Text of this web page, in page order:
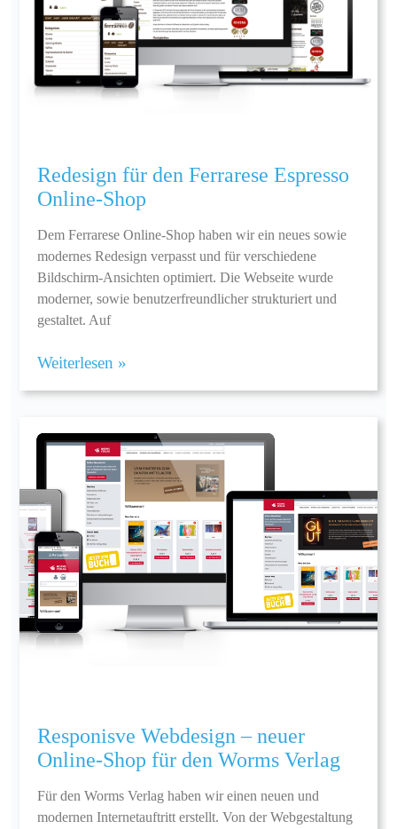
Redesign für den Ferrarese Espresso
Online-Shop
Dem Ferrarese Online-Shop haben wir ein neues sowie
modernes Redesign verpasst und für verschiedene
Bildschirm-Ansichten optimiert. Die Webseite wurde
moderner, sowie benutzerfreundlicher strukturiert und
gestaltet. Auf
Weiterlesen »
Responisve Webdesign – neuer
Online-Shop für den Worms Verlag
Für den Worms Verlag haben wir einen neuen und
modernen Internetauftritt erstellt. Von der Webgestaltung